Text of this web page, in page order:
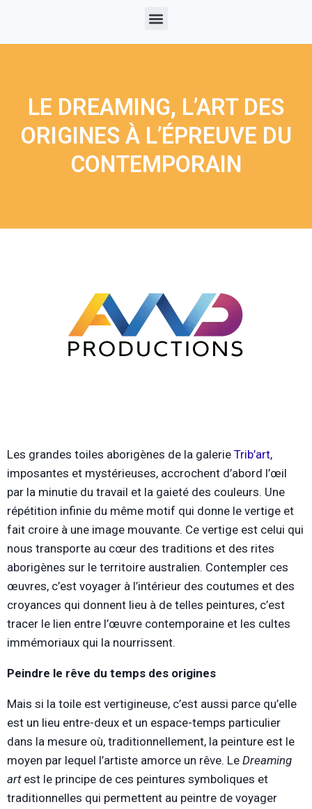
LE DREAMING, L’ART DES
ORIGINES À L’ÉPREUVE DU
CONTEMPORAIN
Les grandes toiles aborigènes de la galerie Trib’art,
imposantes et mystérieuses, accrochent d’abord l’œil
par la minutie du travail et la gaieté des couleurs. Une
répétition infinie du même motif qui donne le vertige et
fait croire à une image mouvante. Ce vertige est celui qui
nous transporte au cœur des traditions et des rites
aborigènes sur le territoire australien. Contempler ces
œuvres, c’est voyager à l’intérieur des coutumes et des
croyances qui donnent lieu à de telles peintures, c’est
tracer le lien entre l’œuvre contemporaine et les cultes
immémoriaux qui la nourrissent.
Peindre le rêve du temps des origines
Mais si la toile est vertigineuse, c’est aussi parce qu’elle
est un lieu entre-deux et un espace-temps particulier
dans la mesure où, traditionnellement, la peinture est le
moyen par lequel l’artiste amorce un rêve. Le Dreaming
art est le principe de ces peintures symboliques et
traditionnelles qui permettent au peintre de voyager